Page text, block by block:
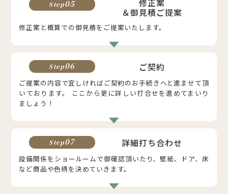
Step05 修正案
＆御見積ご提案
修正案と概算での御見積をご提案いたします。
Step06 ご契約
ご提案の内容で宜しければご契約のお手続きへと進ませて頂
いております。 ここから更に詳しい打合せを進めてまいり
ましょう！
Step07 詳細打ち合わせ
設備関係をショールームで御確認頂いたり、壁紙、ドア、床
など商品や色柄を決めていきます。